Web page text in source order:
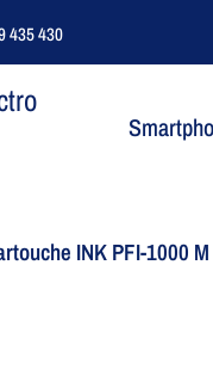
435 430
INK PFI-1000 M